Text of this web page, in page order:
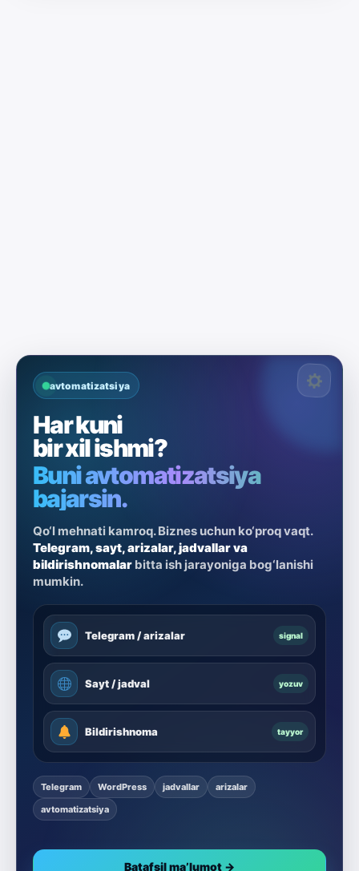
avtomatizatsiya
Har kuni
bir xil ishmi?
Buni avtomatizatsiya
bajarsin.
Qo‘l mehnati kamroq. Biznes uchun ko‘proq vaqt.
Telegram, sayt, arizalar, jadvallar va
bildirishnomalar bitta ish jarayoniga bog‘lanishi
mumkin.
Telegram / arizalar signal
Sayt / jadval yozuv
Bildirishnoma tayyor
Telegram WordPress jadvallar
arizalar
avtomatizatsiya
Batafsil ma’lumot →